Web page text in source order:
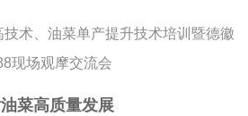
术、油菜单产提升技术培训暨德徽
现场观摩交流会
菜高质量发展